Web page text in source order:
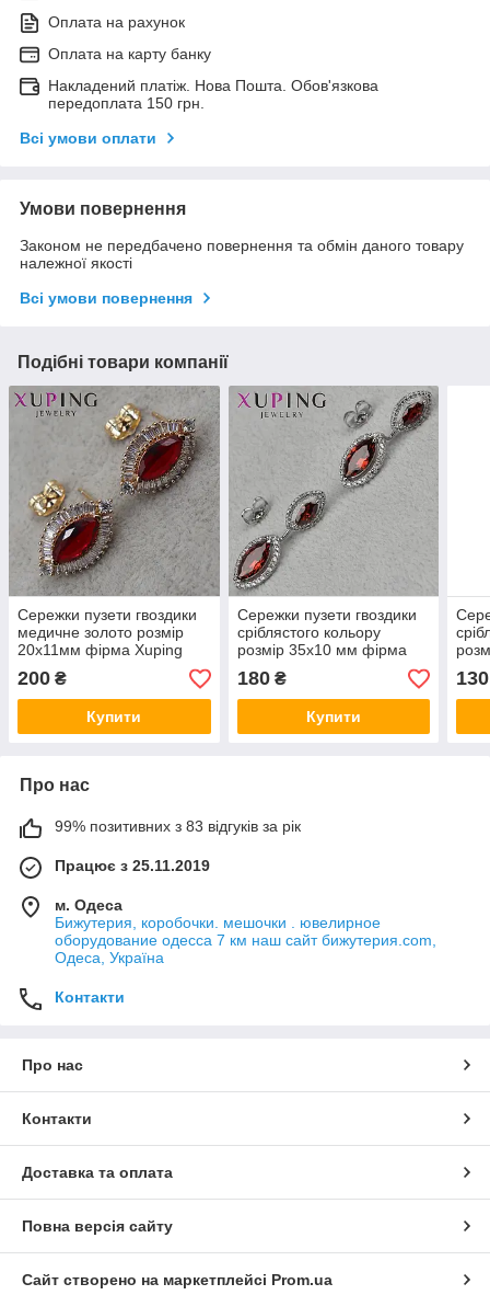
Оплата на рахунок
Оплата на карту банку
Накладений платіж. Нова Пошта. Обов'язкова
передоплата 150 грн.
Всі умови оплати
Умови повернення
Законом не передбачено повернення та обмін даного товару
належної якості
Всі умови повернення
Подібні товари компанії
Сережки пузети гвоздики
медичне золото розмір
20х11мм фірма Xuping
Jewelry з кристалами та
червоним рубіном
200 ₴
Купити
Сережки пузети гвоздики
сріблястого кольору
розмір 35х10 мм фірма
Xuping Jewelry з
рубіновими кристалами
180₴
Купити
130
Про нас
99% позитивних з 83 відгуків за рік
Працює з 25.11.2019
м. Одеса
Бижутерия, коробочки. мешочки . ювелирное
оборудование одесса 7 км наш сайт бижутерия.com,
Одеса, Україна
Контакти
Про нас
Контакти
Доставка та оплата
Повна версія сайту
Сайт створено на маркетплейсі Prom.ua